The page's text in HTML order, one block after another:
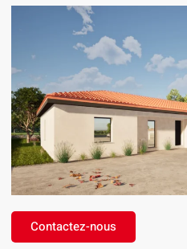
Contactez-nous